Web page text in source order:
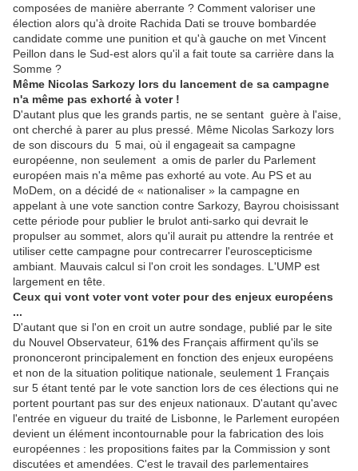
composées de manière aberrante ? Comment valoriser une
élection alors qu'à droite Rachida Dati se trouve bombardée
candidate comme une punition et qu'à gauche on met Vincent
Peillon dans le Sud-est alors qu'il a fait toute sa carrière dans la
Somme ?
Même Nicolas Sarkozy lors du lancement de sa campagne
n'a même pas exhorté à voter !
D'autant plus que les grands partis, ne se sentant guère à l'aise,
ont cherché à parer au plus pressé. Même Nicolas Sarkozy lors
de son discours du 5 mai, où il engageait sa campagne
européenne, non seulement a omis de parler du Parlement
européen mais n'a même pas exhorté au vote. Au PS et au
MoDem, on a décidé de « nationaliser » la campagne en
appelant à une vote sanction contre Sarkozy, Bayrou choisissant
cette période pour publier le brulot anti-sarko qui devrait le
propulser au sommet, alors qu'il aurait pu attendre la rentrée et
utiliser cette campagne pour contrecarrer l'euroscepticisme
ambiant. Mauvais calcul si l'on croit les sondages. L'UMP est
largement en tête.
Ceux qui vont voter vont voter pour des enjeux européens
...
D'autant que si l'on en croit un autre sondage, publié par le site
du Nouvel Observateur, 61% des Français affirment qu'ils se
prononceront principalement en fonction des enjeux européens
et non de la situation politique nationale, seulement 1 Français
sur 5 étant tenté par le vote sanction lors de ces élections qui ne
portent pourtant pas sur des enjeux nationaux. D'autant qu'avec
l'entrée en vigueur du traité de Lisbonne, le Parlement européen
devient un élément incontournable pour la fabrication des lois
européennes : les propositions faites par la Commission y sont
discutées et amendées. C'est le travail des parlementaires